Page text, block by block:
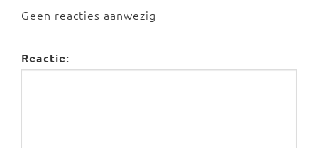
Geen reacties aanwezig
Reactie: